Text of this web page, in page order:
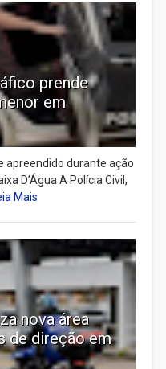
prende
em
apreendido durante ação
D’Água A Polícia Civil,
Mais
nova área
de direção em